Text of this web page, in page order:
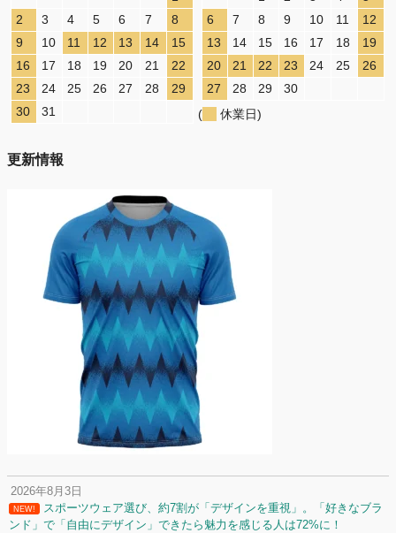
2
3 4 5 6 7
8
9
10 11 12 13 14
15
16
17 18 19 20 21
22
23
24 25 26 27 28
29
30
31
6
7 8 9 10 11
12
13
14 15 16 17 18
19
20
21 22 23 24 25
26
27
28 29
30
(
休業日)
更新情報
2026年8月3日
NEW!
スポーツウェア選び、約7割が「デザインを重視」。「好きなブラ
ンド」で「自由にデザイン」できたら魅力を感じる人は72%に！